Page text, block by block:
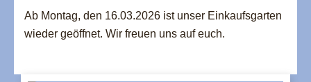
Ab Montag, den 16.03.2026 ist unser Einkaufsgarten
wieder geöffnet. Wir freuen uns auf euch.